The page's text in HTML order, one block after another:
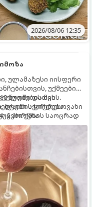
2026/08/06 12:35
ულამაზესი იისფერი
უქმეების
ლაიმის ციტრუსოვანი
ქმნის საოცრად
წუთში და მის
სჭირდება.
პორცია